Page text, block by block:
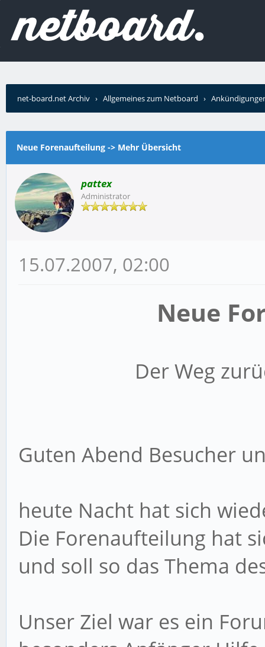
net-board.net Archiv › Allgemeines zum Netboard ›
Neue Forenaufteilung -> Mehr Übersicht
pattex
Administrator
15.07.2007, 02:00
Neue
Der Weg
Guten Abend Besucher
heute Nacht hat sich
Die Forenaufteilung hat
und soll so das Thema
Unser Ziel war es ein